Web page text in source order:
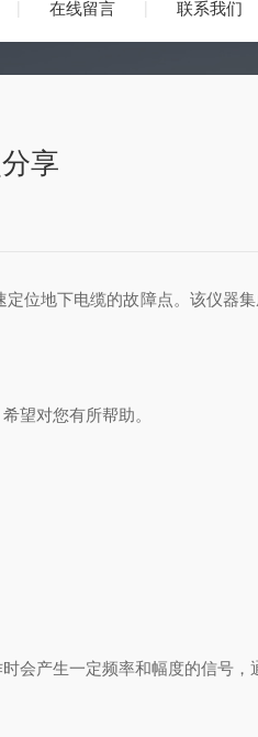
在线留言 联系我们
享
地下电缆的故障点。该仪器
望对您有所帮助。
产生一定频率和幅度的信号，